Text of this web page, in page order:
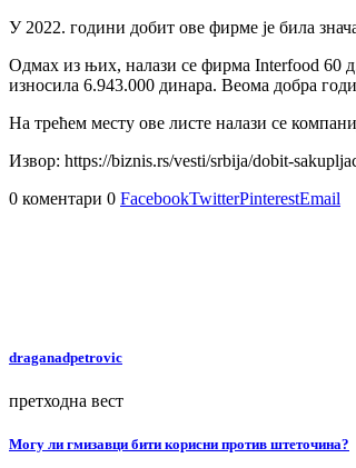
У 2022. години добит ове фирме је била
Одмах из њих, налази се фирма Interfood 60
износила 6.943.000 динара. Веома добра
На трећем месту ове листе налази се
Извор: https://biznis.rs/vesti/srbija/dobit-
0 коментари 0 FacebookTwitterPinterestEmail
draganadpetrovic
претходна вест
Могу ли гмизавци бити корисни против штеточина?